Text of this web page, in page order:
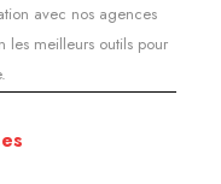
avec nos agences
les meilleurs outils pour